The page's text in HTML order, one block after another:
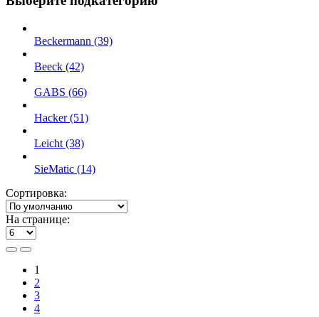
Beckermann (39)
Beeck (42)
GABS (66)
Hacker (51)
Leicht (38)
SieMatic (14)
Сортировка:
На странице:
1
2
3
4